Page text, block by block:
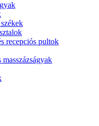
recepciós pultok
masszázságyak